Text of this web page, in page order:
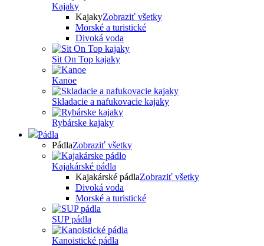
Kajaky
KajakyZobraziť všetky
Morské a turistické
Divoká voda
Sit On Top kajaky
Kanoe
Skladacie a nafukovacie kajaky
Rybárske kajaky
Pádla
PádlaZobraziť všetky
Kajakárské pádla
Kajakárské pádlaZobraziť všetky
Divoká voda
Morské a turistické
SUP pádla
Kanoistické pádla